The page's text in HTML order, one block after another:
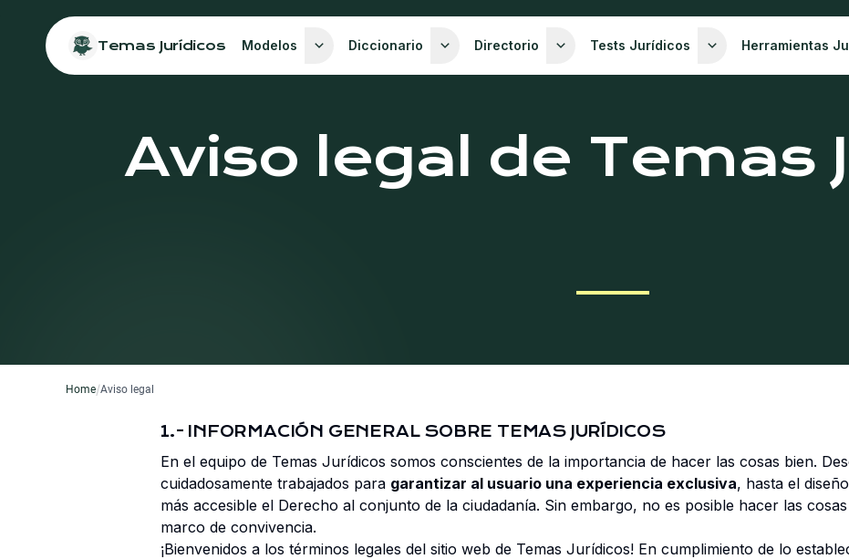
Temas Jurídicos Modelos Diccionario Directorio Tests Jurídicos Herramientas
Aviso legal de Temas
Home/Aviso legal
1.- INFORMACIÓN GENERAL SOBRE TEMAS JURÍDICOS
En el equipo de Temas Jurídicos somos conscientes de la importancia de hacer las cosas bien.
cuidadosamente trabajados para garantizar al usuario una experiencia exclusiva, hasta el
más accesible el Derecho al conjunto de la ciudadanía. Sin embargo, no es posible hacer las
marco de convivencia.
¡Bienvenidos a los términos legales del sitio web de Temas Jurídicos! En cumplimiento de lo